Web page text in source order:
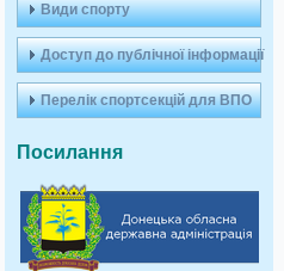
Види спорту
Доступ до публічної інформації
Перелік спортсекцій для ВПО
Посилання